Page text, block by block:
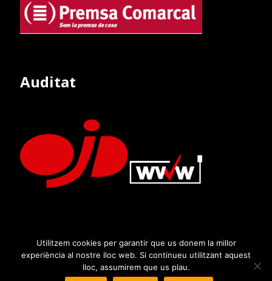
Auditat
Utilitzem cookies per garantir que us donem la millor
experiència al nostre lloc web. Si continueu utilitzant aquest
lloc, assumirem que us plau.